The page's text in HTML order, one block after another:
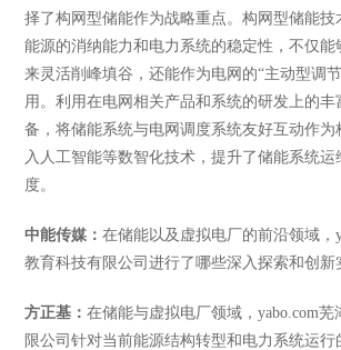
择了构网型储能作为战略重点。构网型储能技
能源的消纳能力和电力系统的稳定性，不仅能
来灵活削峰填谷，还能作为电网的“主动型调
用。利用在电网相关产品和系统的研发上的丰
备，将储能系统与电网调度系统友好互动作为
入人工智能等数智化技术，提升了储能系统运
度。
中能传媒：在储能以及虚拟电厂的前沿领域，
教育科技有限公司进行了哪些深入探索和创新
方正基：在储能与虚拟电厂领域，yabo.com
限公司针对当前能源结构转型和电力系统运行